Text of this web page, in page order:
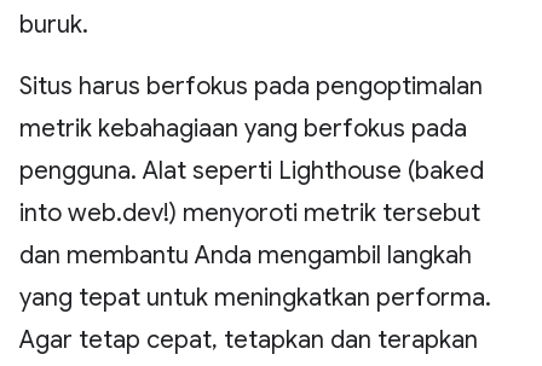
buruk.
Situs harus berfokus pada pengoptimalan
metrik kebahagiaan yang berfokus pada
pengguna. Alat seperti Lighthouse (baked
into web.dev!) menyoroti metrik tersebut
dan membantu Anda mengambil langkah
yang tepat untuk meningkatkan performa.
Agar tetap cepat, tetapkan dan terapkan